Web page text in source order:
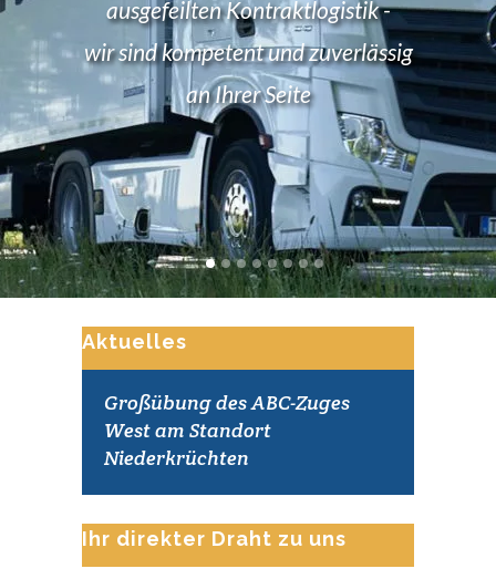
ausgefeilten Kontraktlogistik -
wir sind kompetent und zuverlässig
an Ihrer Seite
Aktuelles
Großübung des ABC-Zuges
West am Standort
Niederkrüchten
Ihr direkter Draht zu uns